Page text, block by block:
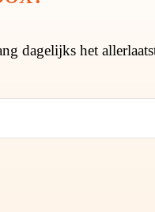
dagelijks het